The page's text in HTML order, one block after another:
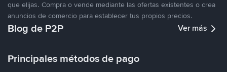
que elijas. Compra o vende mediante las ofertas existentes o crea
anuncios de comercio para establecer tus propios precios.
Blog de P2P Ver más
Principales métodos de pago